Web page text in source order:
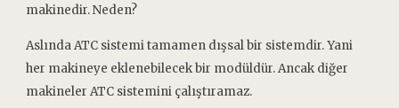
makinedir. Neden?
Aslında ATC sistemi tamamen dışsal bir sistemdir. Yani
her makineye eklenebilecek bir modüldür. Ancak diğer
makineler ATC sistemini çalıştıramaz.